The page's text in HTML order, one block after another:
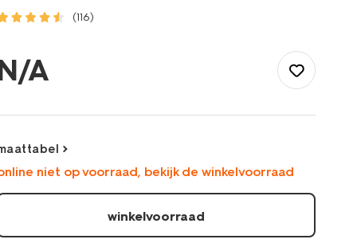
(116)
velours-
donkerbruin-
23401215DARKBROWN.html
A
niet op voorraad, bekijk de winkelvoorraad
winkelvoorraad